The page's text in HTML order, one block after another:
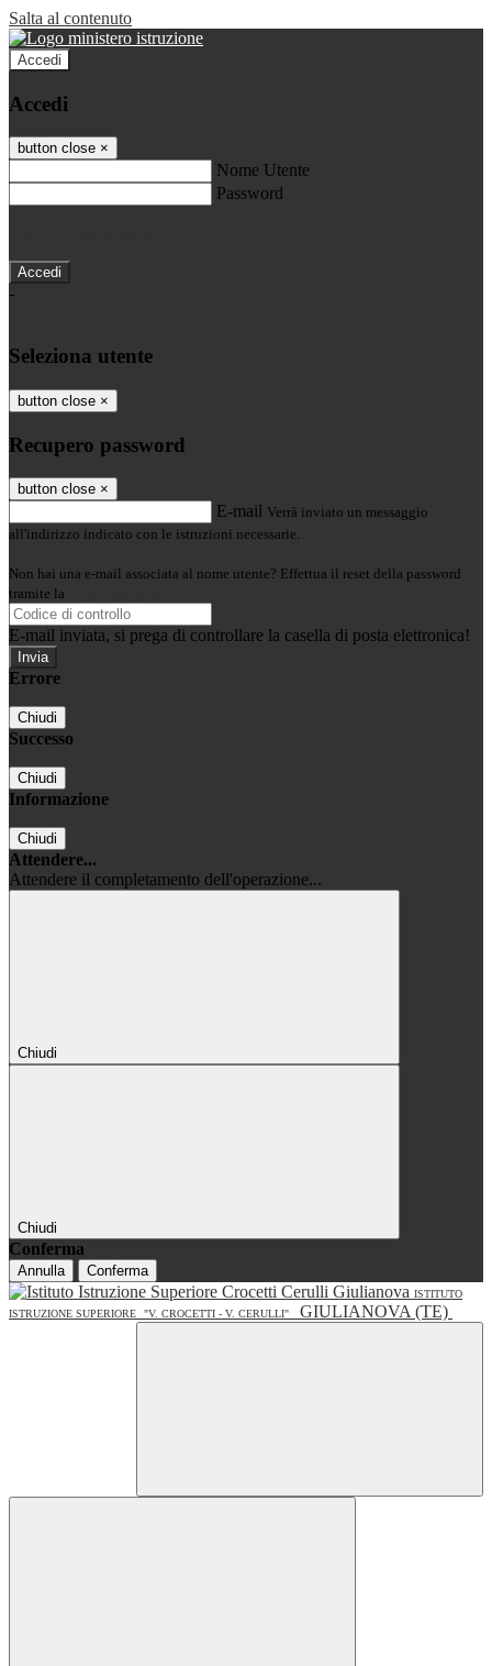
Salta al contenuto
Accedi
Accedi
button close ×
Nome Utente
Password
-
Seleziona utente
button close ×
Recupero password
button close ×
E-mail Verrà inviato un messaggio
all'indirizzo indicato con le istruzioni necessarie.
Non hai una e-mail associata al nome utente? Effettua il reset della password
tramite la
E-mail inviata, si prega di controllare la casella di posta elettronica!
Errore
Chiudi
Successo
Chiudi
Informazione
Chiudi
Attendere...
Attendere il completamento dell'operazione...
Chiudi
Chiudi
Conferma
Annulla Conferma
ISTITUTO
ISTRUZIONE SUPERIORE
"V. CROCETTI - V. CERULLI" GIULIANOVA (TE)